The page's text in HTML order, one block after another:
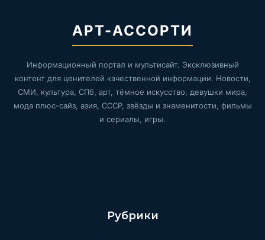
АРТ-АССОРТИ
Информационный портал и мультисайт. Эксклюзивный
контент для ценителей качественной информации. Новости,
СМИ, культура, СПб, арт, тёмное искусство, девушки мира,
мода плюс-сайз, азия, СССР, звёзды и знаменитости, фильмы
и сериалы, игры.
Рубрики